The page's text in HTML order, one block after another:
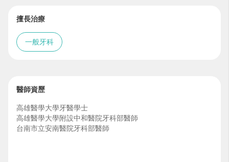
擅長治療
一般牙科
醫師資歷
高雄醫學大學牙醫學士
高雄醫學大學附設中和醫院牙科部醫師
台南市立安南醫院牙科部醫師